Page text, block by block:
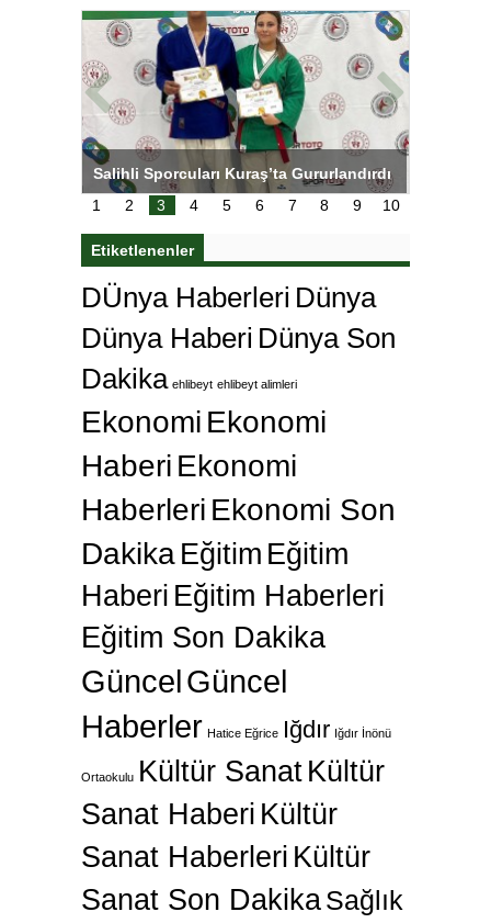
Salihli Sporcuları Kuraş’ta Gururlandırdı
1 2 3 4 5 6 7 8 9 10
Etiketlenenler
DÜnya Haberleri Dünya
Dünya Haberi Dünya Son
Dakika ehlibeyt ehlibeyt alimleri
Ekonomi Ekonomi
Haberi Ekonomi
Haberleri Ekonomi Son
Dakika Eğitim Eğitim
Haberi Eğitim Haberleri
Eğitim Son Dakika
GüncelGüncel
Haberler Hatice Eğrice Iğdır Iğdır İnönü
Ortaokulu Kültür SanatKültür
Sanat Haberi Kültür
Sanat Haberleri Kültür
Sanat Son DakikaSağlık